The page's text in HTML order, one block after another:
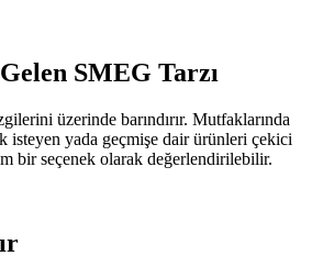
SMEG Tarzı
üzerinde barındırır. Mutfaklarında
isteyen yada geçmişe dair ürünleri çekici
bir seçenek olarak değerlendirilebilir.